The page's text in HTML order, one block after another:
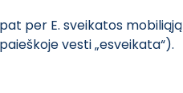
per E. sveikatos mobiliąją
vesti „esveikata“).